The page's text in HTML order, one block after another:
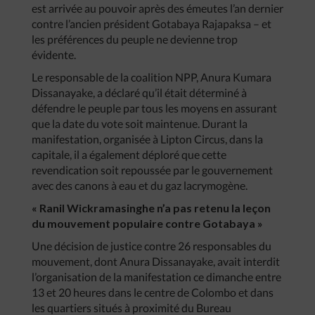
est arrivée au pouvoir après des émeutes l’an dernier
contre l’ancien président Gotabaya Rajapaksa – et
les préférences du peuple ne devienne trop
évidente.
Le responsable de la coalition NPP, Anura Kumara
Dissanayake, a déclaré qu’il était déterminé à
défendre le peuple par tous les moyens en assurant
que la date du vote soit maintenue. Durant la
manifestation, organisée à Lipton Circus, dans la
capitale, il a également déploré que cette
revendication soit repoussée par le gouvernement
avec des canons à eau et du gaz lacrymogène.
« Ranil Wickramasinghe n’a pas retenu la leçon
du mouvement populaire contre Gotabaya »
Une décision de justice contre 26 responsables du
mouvement, dont Anura Dissanayake, avait interdit
l’organisation de la manifestation ce dimanche entre
13 et 20 heures dans le centre de Colombo et dans
les quartiers situés à proximité du Bureau